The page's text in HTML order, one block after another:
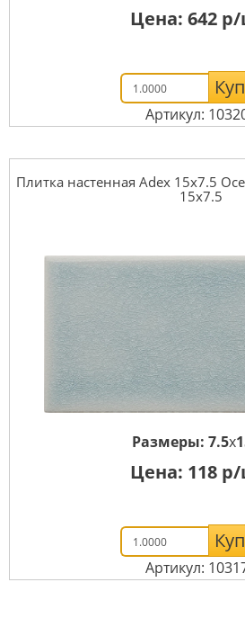
Цена: 642р/
Артикул:
Плитка настенная Adex 15x7.5
15x7.5
Размеры: 7.5x
Цена: 118р/
Артикул: